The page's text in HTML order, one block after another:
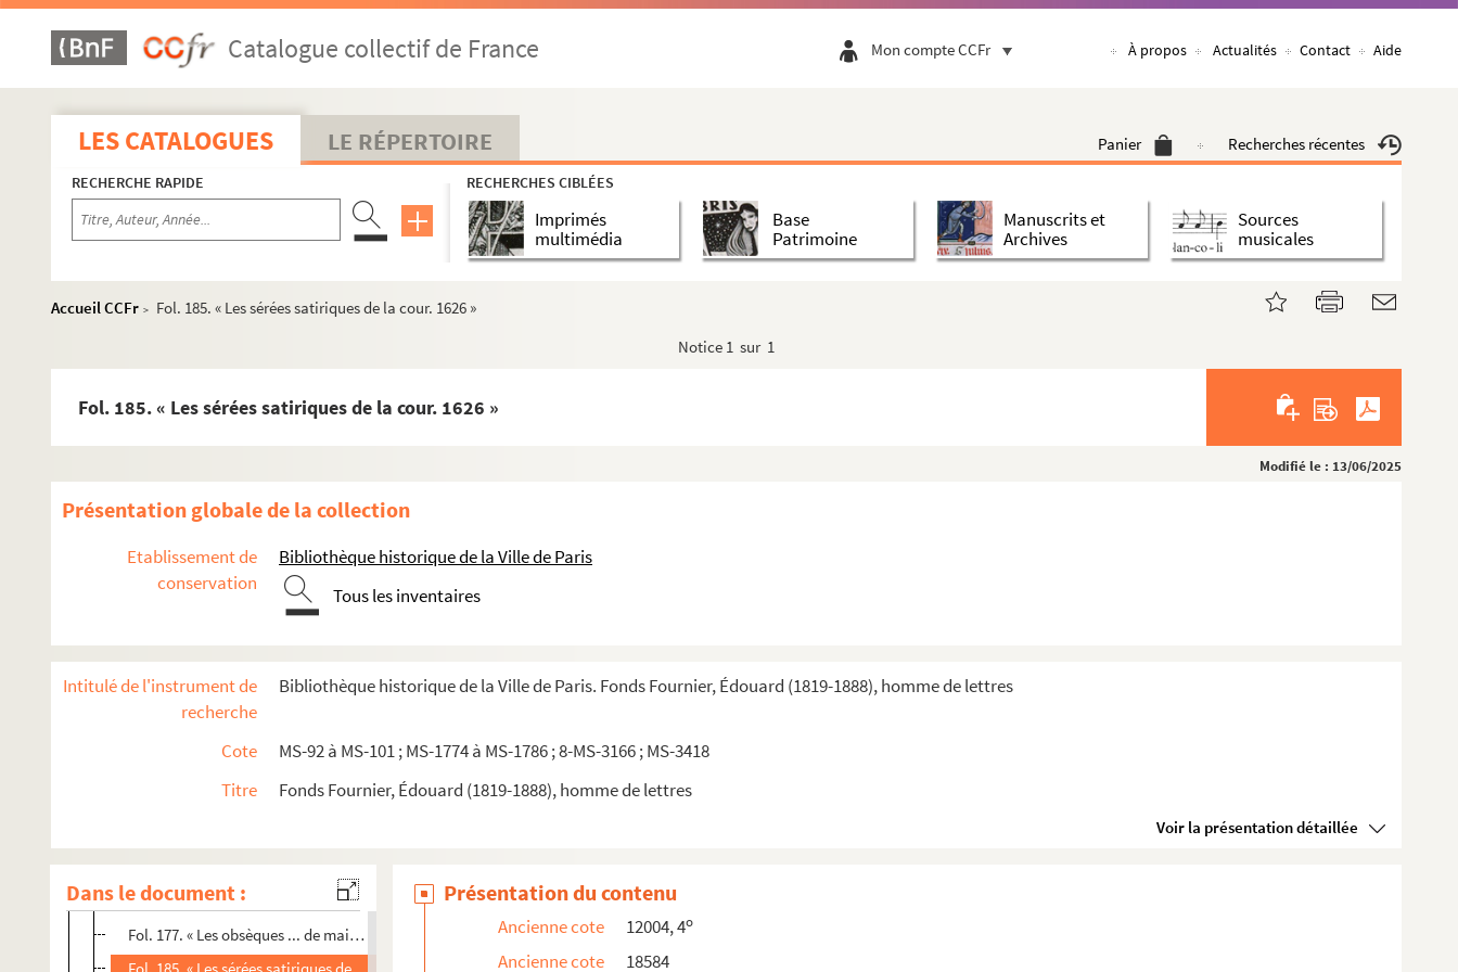
Catalogue collectif de France Mon compte CCFr À propos Actualités Contact Aide
LES CATALOGUES LE RÉPERTOIRE Panier Recherches récentes
RECHERCHE RAPIDE RECHERCHES CIBLÉES
Imprimés
multimédia
Base
Patrimoine
Manuscrits et
Archives
Sources
musicales
Accueil CCFr >
Fol. 185. « Les sérées satiriques de la cour. 1626 »
Notice 1 sur 1
Fol. 185. « Les sérées satiriques de la cour. 1626 »
Modifié le : 13/06/2025
Présentation globale de la collection
Etablissement de
conservation
Bibliothèque historique de la Ville de Paris
Tous les inventaires
Intitulé de l'instrument de
recherche
Bibliothèque historique de la Ville de Paris. Fonds Fournier, Édouard (1819-1888), homme de lettres
Cote
MS-92 à MS-101 ; MS-1774 à MS-1786 ; 8-MS-3166 ; MS-3418
Titre
Fonds Fournier, Édouard (1819-1888), homme de lettres
Voir la présentation détaillée
Dans le document :
Recueil de copies de documents dont la plupart complètent les
4-MS-92. Volume 1
4-MS-93. Volume 2
Fol. 21. « Les avantures d'un gentilhomme lorain revenant du quartier du roy ... A Paris »
Fol. 38. « Taxes faites des maisons sises aux environs de Paris et ailleurs ... (11 février 1649) »
Fol. 54. « La suitte très plaisante et mascarades veues en l'autre monde par le capitaine Ramoneau ..., ensem...
Fol. 70. « Histoire de la vie ... de Guillery et de ses compagnons »
Fol. 90. « Arrest du très haut Conseil des Dix contre George Corner, fils du duc de Venise ... A Lyon, par Cl...
Fol. 128. « Récit ... du miracle arrivé en l'église de Paris le 9 ... may 1631, en la personne de Marie Brunet...
Fol. 144. « Responce ... de M. Guillaume sur la malfaçon du fléau des ... courtisannes. A Paris, chez Abraham ...
Fol. 167. « Le démon des villageois captivant nouvellement les dames ... de Paris. A Paris, chez Pierre Fuitte...
Fol. 171. « Le corbeau de la cour. 1622 »
Fol. 177. « Les obsèques ... de maistre Guillaume ... le 3 octobre 1618, en l'église Sainct-Germain-de-l'Auxer...
Présentation du contenu
Ancienne cote 12004, 4o
Ancienne cote
18584